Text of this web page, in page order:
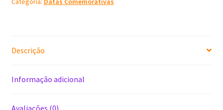
Rosto
Descrição
Informação adicional
Avaliações (0)